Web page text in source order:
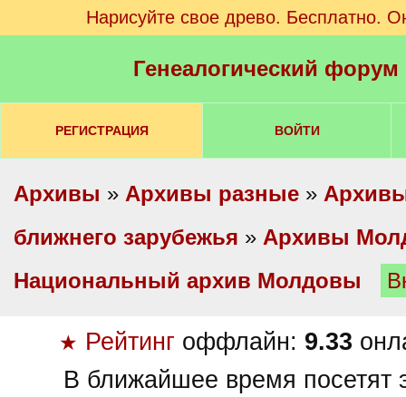
Нарисуйте свое древо. Бесплатно.
Генеалогический
РЕГИСТРАЦИЯ ВОЙТИ
Архивы » Архивы разные »
ближнего зарубежья » Архивы
Национальный архив Молдовы
★ Рейтинг оффлайн: 9.33
В ближайшее время посетят